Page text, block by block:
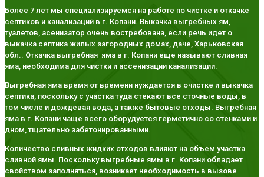
Более 7 лет мы специализируемся на работе по чистке и откачке
септиков и канализаций в г. Копани. Выкачка выгребных ям,
туалетов, асенизатор очень востребована, если речь идет о
выкачка септика жилых загородных домах, даче, Харьковская
обл.. Откачка выгребная яма в г. Копани еще называют сливная
яма, необходима для чистки и ассенизации канализации.
Выгребная яма время от времени нуждается в очистке и выкачка
септика, поскольку с участка туда стекают все сточные воды, в
том числе и дождевая вода, а также бытовые отходы. Выгребная
яма в г. Копани чаще всего оборудуется герметично со стенками и
дном, тщательно забетонированными.
Количество сливных жидких отходов влияют на объем участка
сливной ямы. Поскольку выгребные ямы в г. Копани обладает
свойством заполняться, возникает необходимость в вызове